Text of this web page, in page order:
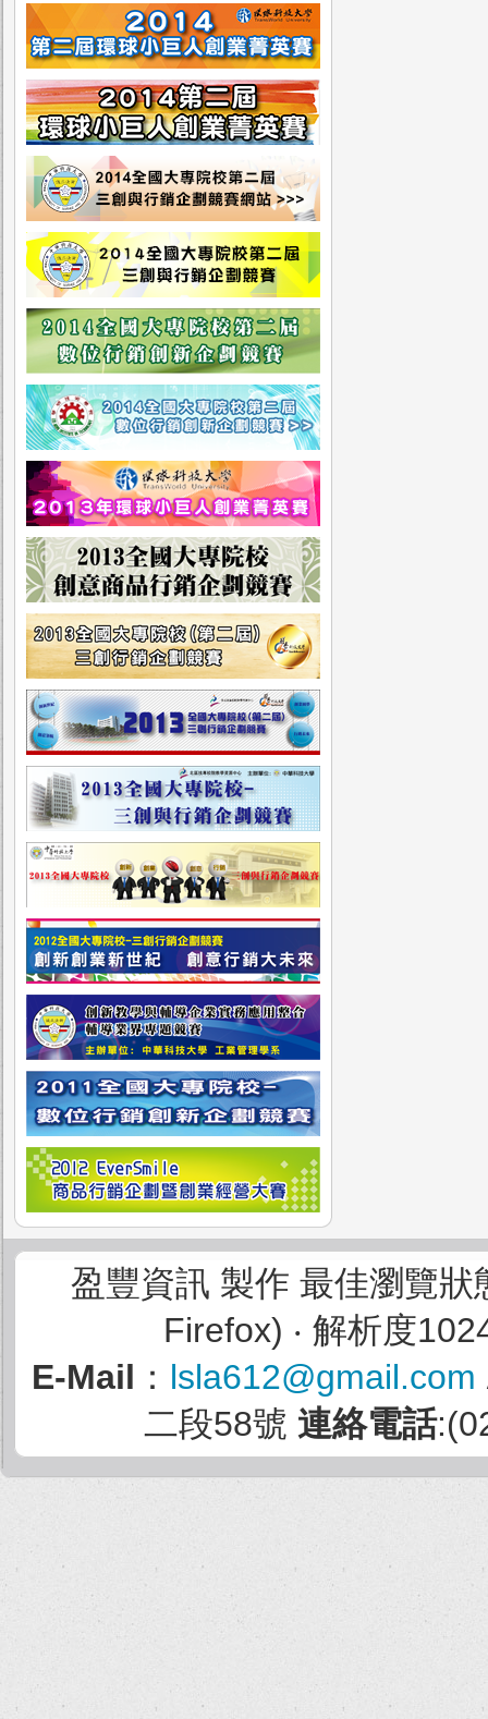
盈豐資訊 製作 最佳瀏覽
Firefox) ‧ 解析度
E-Mail ： lsla612@gmail.com
二段58號 連絡電話